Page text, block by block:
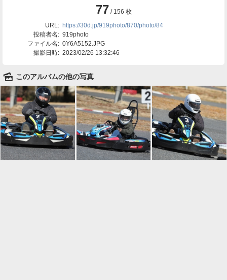
77 / 156 枚
URL: https://30d.jp/919photo/870/photo/84
投稿者名: 919photo
ファイル名: 0Y6A5152.JPG
撮影日時: 2023/02/26 13:32:46
🌄 このアルバムの他の写真